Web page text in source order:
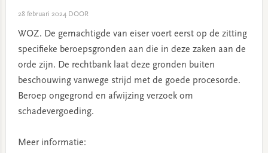
28 februari 2024DOOR
WOZ. De gemachtigde van eiser voert eerst op de zitting
specifieke beroepsgronden aan die in deze zaken aan de
orde zijn. De rechtbank laat deze gronden buiten
beschouwing vanwege strijd met de goede procesorde.
Beroep ongegrond en afwijzing verzoek om
schadevergoeding.
Meer informatie: